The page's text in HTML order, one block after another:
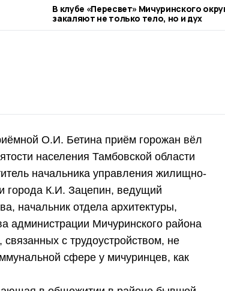
В клубе «Пересвет» Мичуринского
закаляют не только тело, но и дух
О.И. Бетина приём горожан вёл
населения Тамбовской области
начальника управления жилищно-
города К.И. Зацепин, ведущий
начальник отдела архитектуры,
администрации Мичуринского района
с трудоустройством, не
сфере у мичуринцев, как